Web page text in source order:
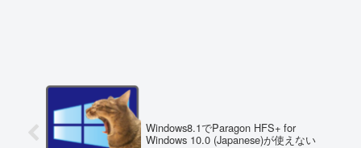
Windows8.1でParagon HFS+ for
Windows 10.0 (Japanese)が使えない